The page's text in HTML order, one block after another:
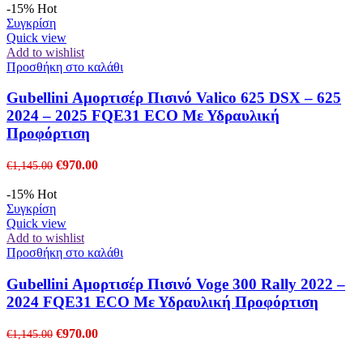
-15% Hot
Συγκρίση
Quick view
Add to wishlist
Προσθήκη στο καλάθι
Gubellini Αμορτισέρ Πισινό Valico 625 DSX – 625
2024 – 2025 FQE31 ECO Με Υδραυλική
Προφόρτιση
€1,145.00 Original
was:
€1,145.00.
€970.00Η
-15% Hot
Συγκρίση
Quick view
Add to wishlist
Προσθήκη στο καλάθι
Gubellini Αμορτισέρ Πισινό Voge 300 Rally 2022 –
2024 FQE31 ECO Με Υδραυλική Προφόρτιση
€1,145.00 Original
€970.00Η